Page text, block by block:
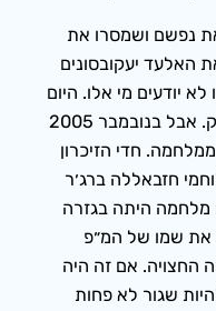
נפשם ושמסרו את
האלעד יעקובסונים
לא יודעים מי אלו. היום
להבנתי אלעד ממנכ”ל חברת הייטק. אבל בנובמבר 2005
חדי הזיכרון
חזבאללה ברג׳ר
מלחמה היתה בגזרה
את שמו של המ״פ
החצויה. אם זה היה
שגור לא פחות